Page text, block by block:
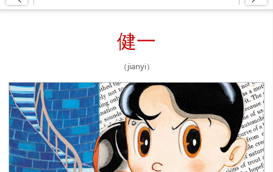
健一
（jianyi）